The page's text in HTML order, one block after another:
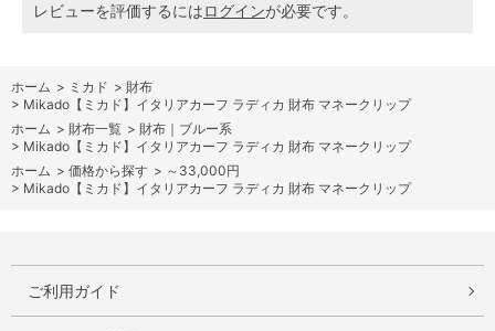
レビューを評価するにはログインが必要です。
ホーム > ミカド > 財布
> Mikado【ミカド】イタリアカーフ ラディカ 財布 マネークリップ
ホーム > 財布一覧 > 財布｜ブルー系
> Mikado【ミカド】イタリアカーフ ラディカ 財布 マネークリップ
ホーム > 価格から探す > ～33,000円
> Mikado【ミカド】イタリアカーフ ラディカ 財布 マネークリップ
ご利用ガイド